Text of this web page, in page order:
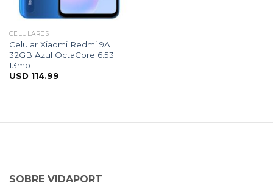
CELULARES
Celular Xiaomi Redmi 9A
32GB Azul OctaCore 6.53″
13mp
USD 114.99
SOBRE VIDAPORT